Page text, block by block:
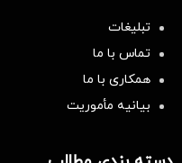
تبلیغات
تماس با ما
همکاری با ما
بیانیه مأموریت